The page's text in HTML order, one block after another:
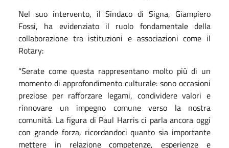
Nel suo intervento, il Sindaco di Signa, Giampiero
Fossi, ha evidenziato il ruolo fondamentale della
collaborazione tra istituzioni e associazioni come il
Rotary:
“Serate come questa rappresentano molto più di un
momento di approfondimento culturale: sono occasioni
preziose per rafforzare legami, condividere valori e
rinnovare un impegno comune verso la nostra
comunità. La figura di Paul Harris ci parla ancora oggi
con grande forza, ricordandoci quanto sia importante
mettere in relazione competenze, esperienze e